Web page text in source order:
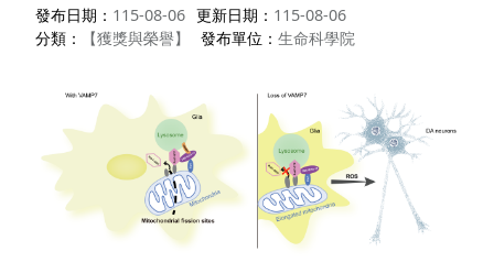
發布日期 115-08-06 更新日期
115-08-06
分類
【獲獎與榮譽】 發布單位 生命科學院